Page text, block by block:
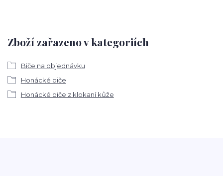
Zboží zařazeno v kategoriích
Biče na objednávku
Honácké biče
Honácké biče z klokaní kůže